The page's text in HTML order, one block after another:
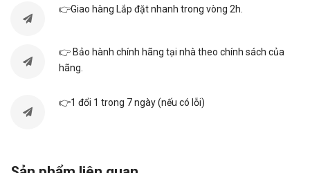
Loại máy điều hòa: 1 chiều
Diện tích sử dụng: 15m2 - 20m2
Lưu lượng gió dàn lạnh: 13 m3/phút
👉Giao hàng Lắp đặt nhanh trong vòng 2h.
👉 Bảo hành chính hãng tại nhà theo chính sách của
hãng.
👉1 đổi 1 trong 7 ngày (nếu có lỗi)